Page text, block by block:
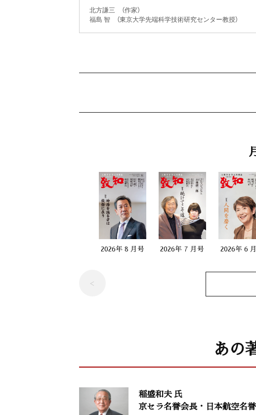
北方謙三 （作家）
福島 智 （東京大学先端科学技術研究センター教授）
二十代をどう生きるか51
堀 義人（グロービス経営大学院学長）
人生を照らす言葉71
歴史の教訓
2026年 8 月号 2026年 7 月号 2026年 6
あの
稲盛和夫 氏
京セラ名誉会長・日本航空名